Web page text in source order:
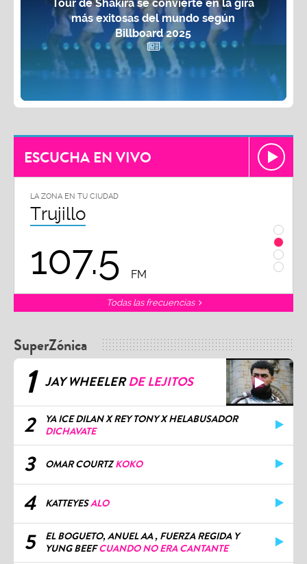
Tour de Shakira se convierte en la gira
más exitosas del mundo según
Billboard 2025
ESCUCHA EN VIVO
LA ZONA EN TU CIUDAD
Chiclayo
102.3
Todas las frecuencias
SuperZónica
1 JAY WHEELERDE LEJITOS
2
YA ICE DILAN X REY TONY X HELABUSADOR
DICHAVATE
3 OMAR COURTZKOKO
4 KATTEYESALO
5
EL BOGUETO, ANUEL AA , FUERZA REGIDA Y
YUNG BEEFCUANDO NO ERA CANTANTE